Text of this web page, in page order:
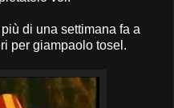
più di una settimana fa a
per giampaolo tosel.